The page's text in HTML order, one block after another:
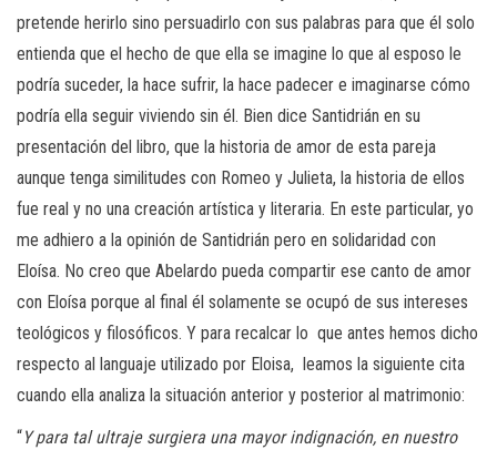
pretende herirlo sino persuadirlo con sus palabras para que él solo
entienda que el hecho de que ella se imagine lo que al esposo le
podría suceder, la hace sufrir, la hace padecer e imaginarse cómo
podría ella seguir viviendo sin él. Bien dice Santidrián en su
presentación del libro, que la historia de amor de esta pareja
aunque tenga similitudes con Romeo y Julieta, la historia de ellos
fue real y no una creación artística y literaria. En este particular, yo
me adhiero a la opinión de Santidrián pero en solidaridad con
Eloísa. No creo que Abelardo pueda compartir ese canto de amor
con Eloísa porque al final él solamente se ocupó de sus intereses
teológicos y filosóficos. Y para recalcar lo que antes hemos dicho
respecto al languaje utilizado por Eloisa, leamos la siguiente cita
cuando ella analiza la situación anterior y posterior al matrimonio:
“Y para tal ultraje surgiera una mayor indignación, en nuestro